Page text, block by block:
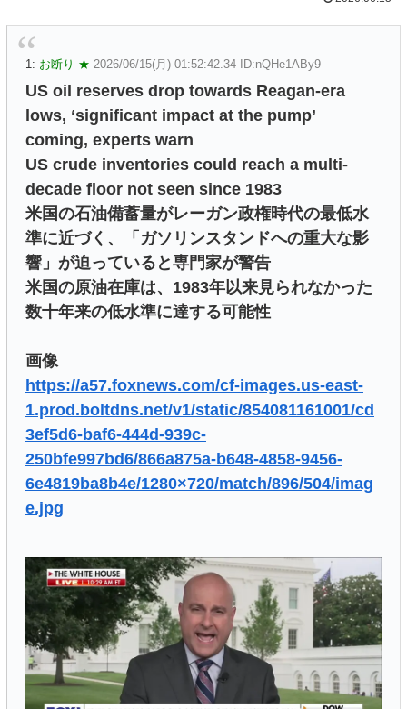
1: お断り ★ 2026/06/15(月) 01:52:42.34 ID:nQHe1ABy9
US oil reserves drop towards Reagan-era
lows, ‘significant impact at the pump’
coming, experts warn
US crude inventories could reach a multi-
decade floor not seen since 1983
米国の石油備蓄量がレーガン政権時代の最低水
準に近づく、「ガソリンスタンドへの重大な影
響」が迫っていると専門家が警告
米国の原油在庫は、1983年以来見られなかった
数十年来の低水準に達する可能性
画像
https://a57.foxnews.com/cf-images.us-east-
1.prod.boltdns.net/v1/static/854081161001/cd
3ef5d6-baf6-444d-939c-
250bfe997bd6/866a875a-b648-4858-9456-
6e4819ba8b4e/1280×720/match/896/504/imag
e.jpg